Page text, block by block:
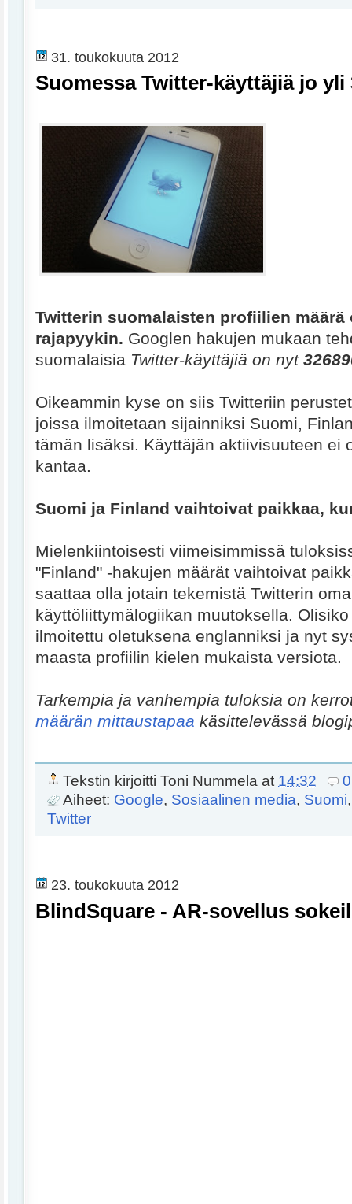
31. toukokuuta 2012
Suomessa Twitter-käyttäjiä jo yli
Twitterin suomalaisten profiilien määrä
rajapyykin. Googlen hakujen mukaan
suomalaisia Twitter-käyttäjiä on nyt
Oikeammin kyse on siis Twitteriin
joissa ilmoitetaan sijainniksi Suomi,
tämän lisäksi. Käyttäjän aktiivisuuteen ei
kantaa.
Suomi ja Finland vaihtoivat paikkaa,
Mielenkiintoisesti viimeisimmissä
"Finland" -hakujen määrät vaihtoivat
saattaa olla jotain tekemistä Twitterin
käyttöliittymälogiikan muutoksella.
ilmoitettu oletuksena englanniksi ja nyt
maasta profiilin kielen mukaista versiota.
Tarkempia ja vanhempia tuloksia on
määrän mittaustapaa käsittelevässä
Tekstin kirjoitti Toni Nummela at 14:32
Aiheet: Google, Sosiaalinen media, Suomi
Twitter
23. toukokuuta 2012
BlindSquare - AR-sovellus